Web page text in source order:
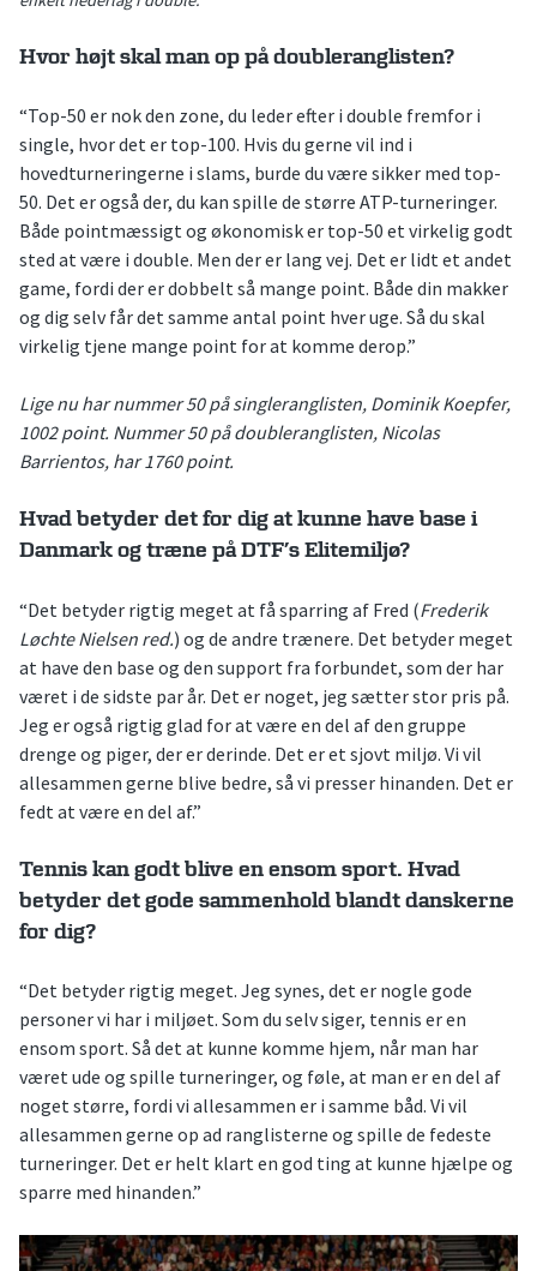
Hvor højt skal man op på doubleranglisten?
“Top-50 er nok den zone, du leder efter i double fremfor i
single, hvor det er top-100. Hvis du gerne vil ind i
hovedturneringerne i slams, burde du være sikker med top-
50. Det er også der, du kan spille de større ATP-turneringer.
Både pointmæssigt og økonomisk er top-50 et virkelig godt
sted at være i double. Men der er lang vej. Det er lidt et andet
game, fordi der er dobbelt så mange point. Både din makker
og dig selv får det samme antal point hver uge. Så du skal
virkelig tjene mange point for at komme derop.”
Lige nu har nummer 50 på singleranglisten, Dominik Koepfer,
1002 point. Nummer 50 på doubleranglisten, Nicolas
Barrientos, har 1760 point.
Hvad betyder det for dig at kunne have base i
Danmark og træne på DTF’s Elitemiljø?
“Det betyder rigtig meget at få sparring af Fred (Frederik
Løchte Nielsen red.) og de andre trænere. Det betyder meget
at have den base og den support fra forbundet, som der har
været i de sidste par år. Det er noget, jeg sætter stor pris på.
Jeg er også rigtig glad for at være en del af den gruppe
drenge og piger, der er derinde. Det er et sjovt miljø. Vi vil
allesammen gerne blive bedre, så vi presser hinanden. Det er
fedt at være en del af.”
Tennis kan godt blive en ensom sport. Hvad
betyder det gode sammenhold blandt danskerne
for dig?
“Det betyder rigtig meget. Jeg synes, det er nogle gode
personer vi har i miljøet. Som du selv siger, tennis er en
ensom sport. Så det at kunne komme hjem, når man har
været ude og spille turneringer, og føle, at man er en del af
noget større, fordi vi allesammen er i samme båd. Vi vil
allesammen gerne op ad ranglisterne og spille de fedeste
turneringer. Det er helt klart en god ting at kunne hjælpe og
sparre med hinanden.”